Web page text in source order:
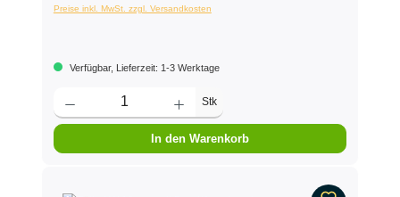
Preise inkl. MwSt. zzgl. Versandkosten
Verfügbar, Lieferzeit: 1-3 Werktage
Stk
In den Warenkorb